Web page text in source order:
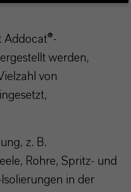
Addocat®-
werden,
von
z. B.
Rohre, Spritz- und
in der